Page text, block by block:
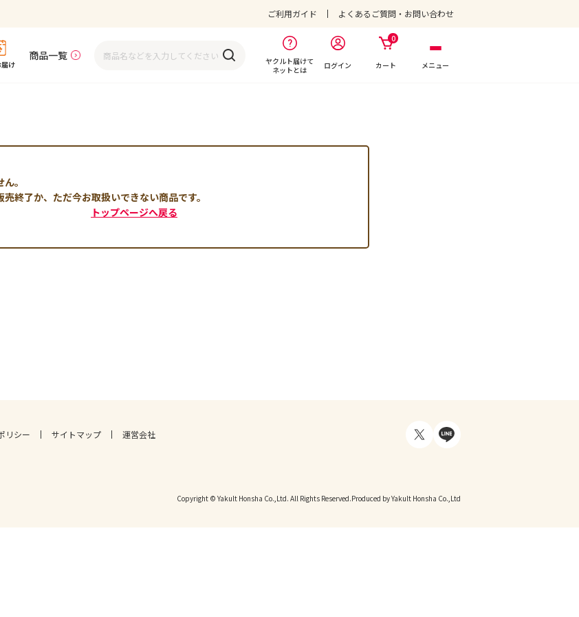
ご利用ガイド よくあるご質問・お問い合わせ
け
商品一覧
ヤクルト届けて
ネットとは
ログイン
0
カート メニュー
。
終了か、ただ今お取扱いできない商品です。
トップページへ戻る
リシー サイトマップ 運営会社
Copyright © Yakult Honsha Co.,Ltd. All Rights Reserved.Produced by Yakult Honsha Co.,Ltd